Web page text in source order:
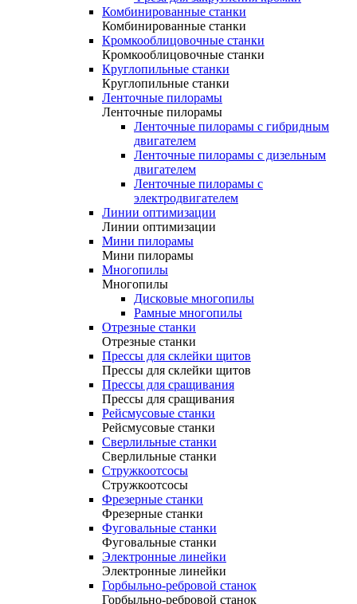
Комбинированные станки
Комбинированные станки
Кромкооблицовочные станки
Кромкооблицовочные станки
Круглопильные станки
Круглопильные станки
Ленточные пилорамы
Ленточные пилорамы
Ленточные пилорамы с гибридным
двигателем
Ленточные пилорамы с дизельным
двигателем
Ленточные пилорамы с
электродвигателем
Линии оптимизации
Линии оптимизации
Мини пилорамы
Мини пилорамы
Многопилы
Многопилы
Дисковые многопилы
Рамные многопилы
Отрезные станки
Отрезные станки
Прессы для склейки щитов
Прессы для склейки щитов
Прессы для сращивания
Прессы для сращивания
Рейсмусовые станки
Рейсмусовые станки
Сверлильные станки
Сверлильные станки
Стружкоотсосы
Стружкоотсосы
Фрезерные станки
Фрезерные станки
Фуговальные станки
Фуговальные станки
Электронные линейки
Электронные линейки
Горбыльно-ребровой станок
Горбыльно-ребровой станок